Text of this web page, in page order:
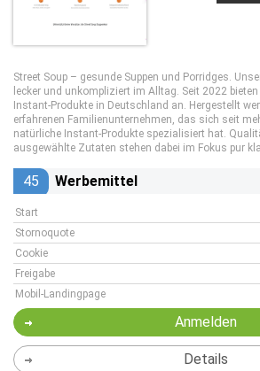
Street Soup – gesunde Suppen und Porridges.
lecker und unkompliziert im Alltag. Seit 2022
Instant-Produkte in Deutschland an. Hergestellt
erfahrenen Familienunternehmen, das sich seit
natürliche Instant-Produkte spezialisiert hat.
ausgewählte Zutaten stehen dabei im Fokus pur
45 Werbemittel
Start
Stornoquote
Cookie
Freigabe
Mobil-Landingpage
Anmelden
Details